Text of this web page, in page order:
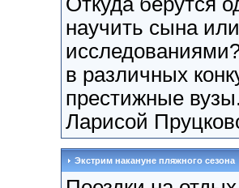
научить сына
в различных
престижные
Ларисой
Экстрим накануне пляжного сезона